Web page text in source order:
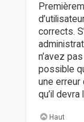
corrects.
n’avez
possible
une erreur
qu’il devra
Haut